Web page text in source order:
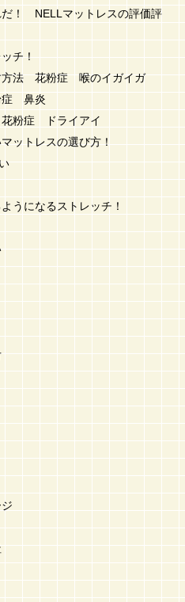
！ NELLマットレスの評価評
チ！
方法 花粉症 喉のイガイガ
症 鼻炎
粉症 ドライアイ
ットレスの選び方！
うになるストレッチ！